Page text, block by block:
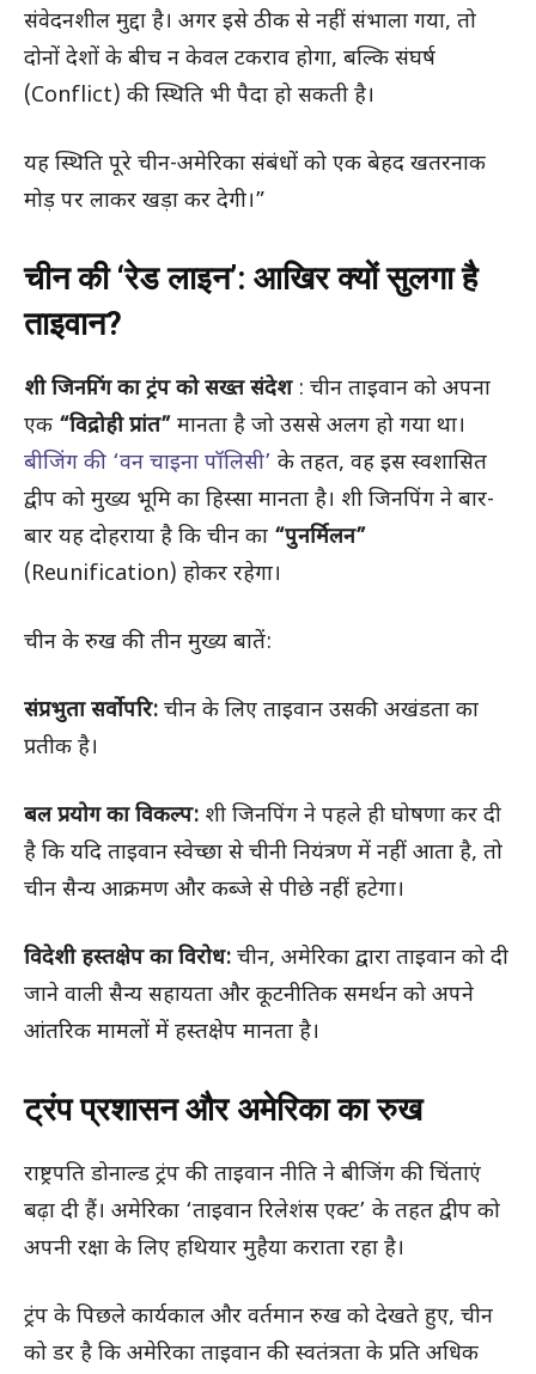
संवेदनशील मुद्दा है। अगर इसे ठीक से नहीं संभाला गया, तो
दोनों देशों के बीच न केवल टकराव होगा, बल्कि संघर्ष
(Conflict) की स्थिति भी पैदा हो सकती है।
यह स्थिति पूरे चीन-अमेरिका संबंधों को एक बेहद खतरनाक
मोड़ पर लाकर खड़ा कर देगी।”
चीन की ‘रेड लाइन’: आखिर क्यों सुलगा है
ताइवान?
शी जिनपिंग का ट्रंप को सख्त संदेश : चीन ताइवान को अपना
एक “विद्रोही प्रांत” मानता है जो उससे अलग हो गया था।
बीजिंग की ‘वन चाइना पॉलिसी’ के तहत, वह इस स्वशासित
द्वीप को मुख्य भूमि का हिस्सा मानता है। शी जिनपिंग ने बार-
बार यह दोहराया है कि चीन का “पुनर्मिलन”
(Reunification) होकर रहेगा।
चीन के रुख की तीन मुख्य बातें:
संप्रभुता सर्वोपरि: चीन के लिए ताइवान उसकी अखंडता का
प्रतीक है।
बल प्रयोग का विकल्प: शी जिनपिंग ने पहले ही घोषणा कर दी
है कि यदि ताइवान स्वेच्छा से चीनी नियंत्रण में नहीं आता है, तो
चीन सैन्य आक्रमण और कब्जे से पीछे नहीं हटेगा।
विदेशी हस्तक्षेप का विरोध: चीन, अमेरिका द्वारा ताइवान को दी
जाने वाली सैन्य सहायता और कूटनीतिक समर्थन को अपने
आंतरिक मामलों में हस्तक्षेप मानता है।
ट्रंप प्रशासन और अमेरिका का रुख
राष्ट्रपति डोनाल्ड ट्रंप की ताइवान नीति ने बीजिंग की चिंताएं
बढ़ा दी हैं। अमेरिका ‘ताइवान रिलेशंस एक्ट’ के तहत द्वीप को
अपनी रक्षा के लिए हथियार मुहैया कराता रहा है।
ट्रंप के पिछले कार्यकाल और वर्तमान रुख को देखते हुए, चीन
को डर है कि अमेरिका ताइवान की स्वतंत्रता के प्रति अधिक